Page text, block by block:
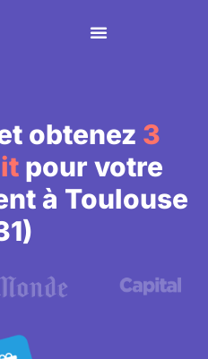
obtenez 3
pour votre
à Toulouse